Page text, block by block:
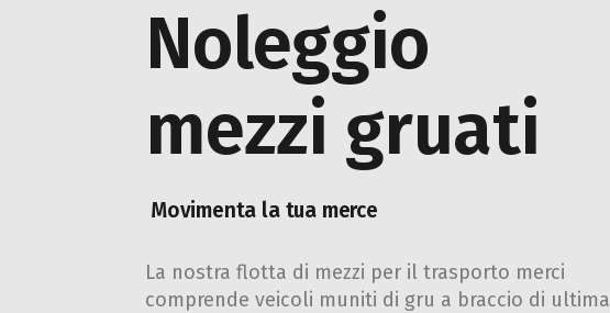
Noleggio
mezzi gruati
Movimenta la tua merce
La nostra flotta di mezzi per il trasporto merci
comprende veicoli muniti di gru a braccio di ultima